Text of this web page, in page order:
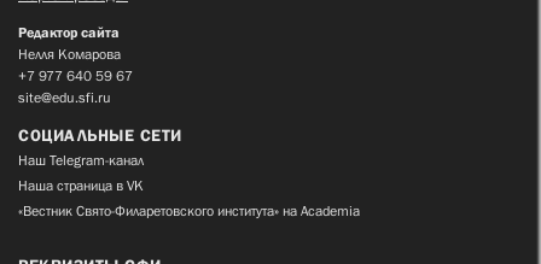
Редактор сайта
Нелля Комарова
+7 977 640 59 67
site@edu.sfi.ru
СОЦИАЛЬНЫЕ СЕТИ
Наш Telegram-канал
Наша страница в VK
«Вестник Свято-Филаретовского института» на Academia